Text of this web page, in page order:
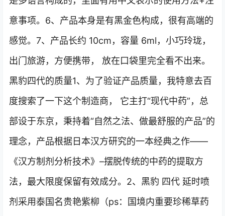
意事项。6、产品本身是有黑金色构成，很有高端的
感觉。7、产品长约 10cm，容量 6ml，小巧玲珑，
出门旅游，方便携带， 放在口袋里完全看不出来。
黑豹四代的质量1、为了验证产品质量，我特意去百
度搜索了一下这个制造商， 它主打“现代中药”，总
部设于东京，秉持着“自然之法、做最舒服的产品”的
理念，产品根据日本汉方研究的一本经典之作——
《汉方制剂分析技术》–摆脱传统的中药的提取方
法，最大限度保留有效成分。2、黑豹 四代 延时喷
剂采用泰国名贵艳紫柳（ps：国境内重要珍稀草药